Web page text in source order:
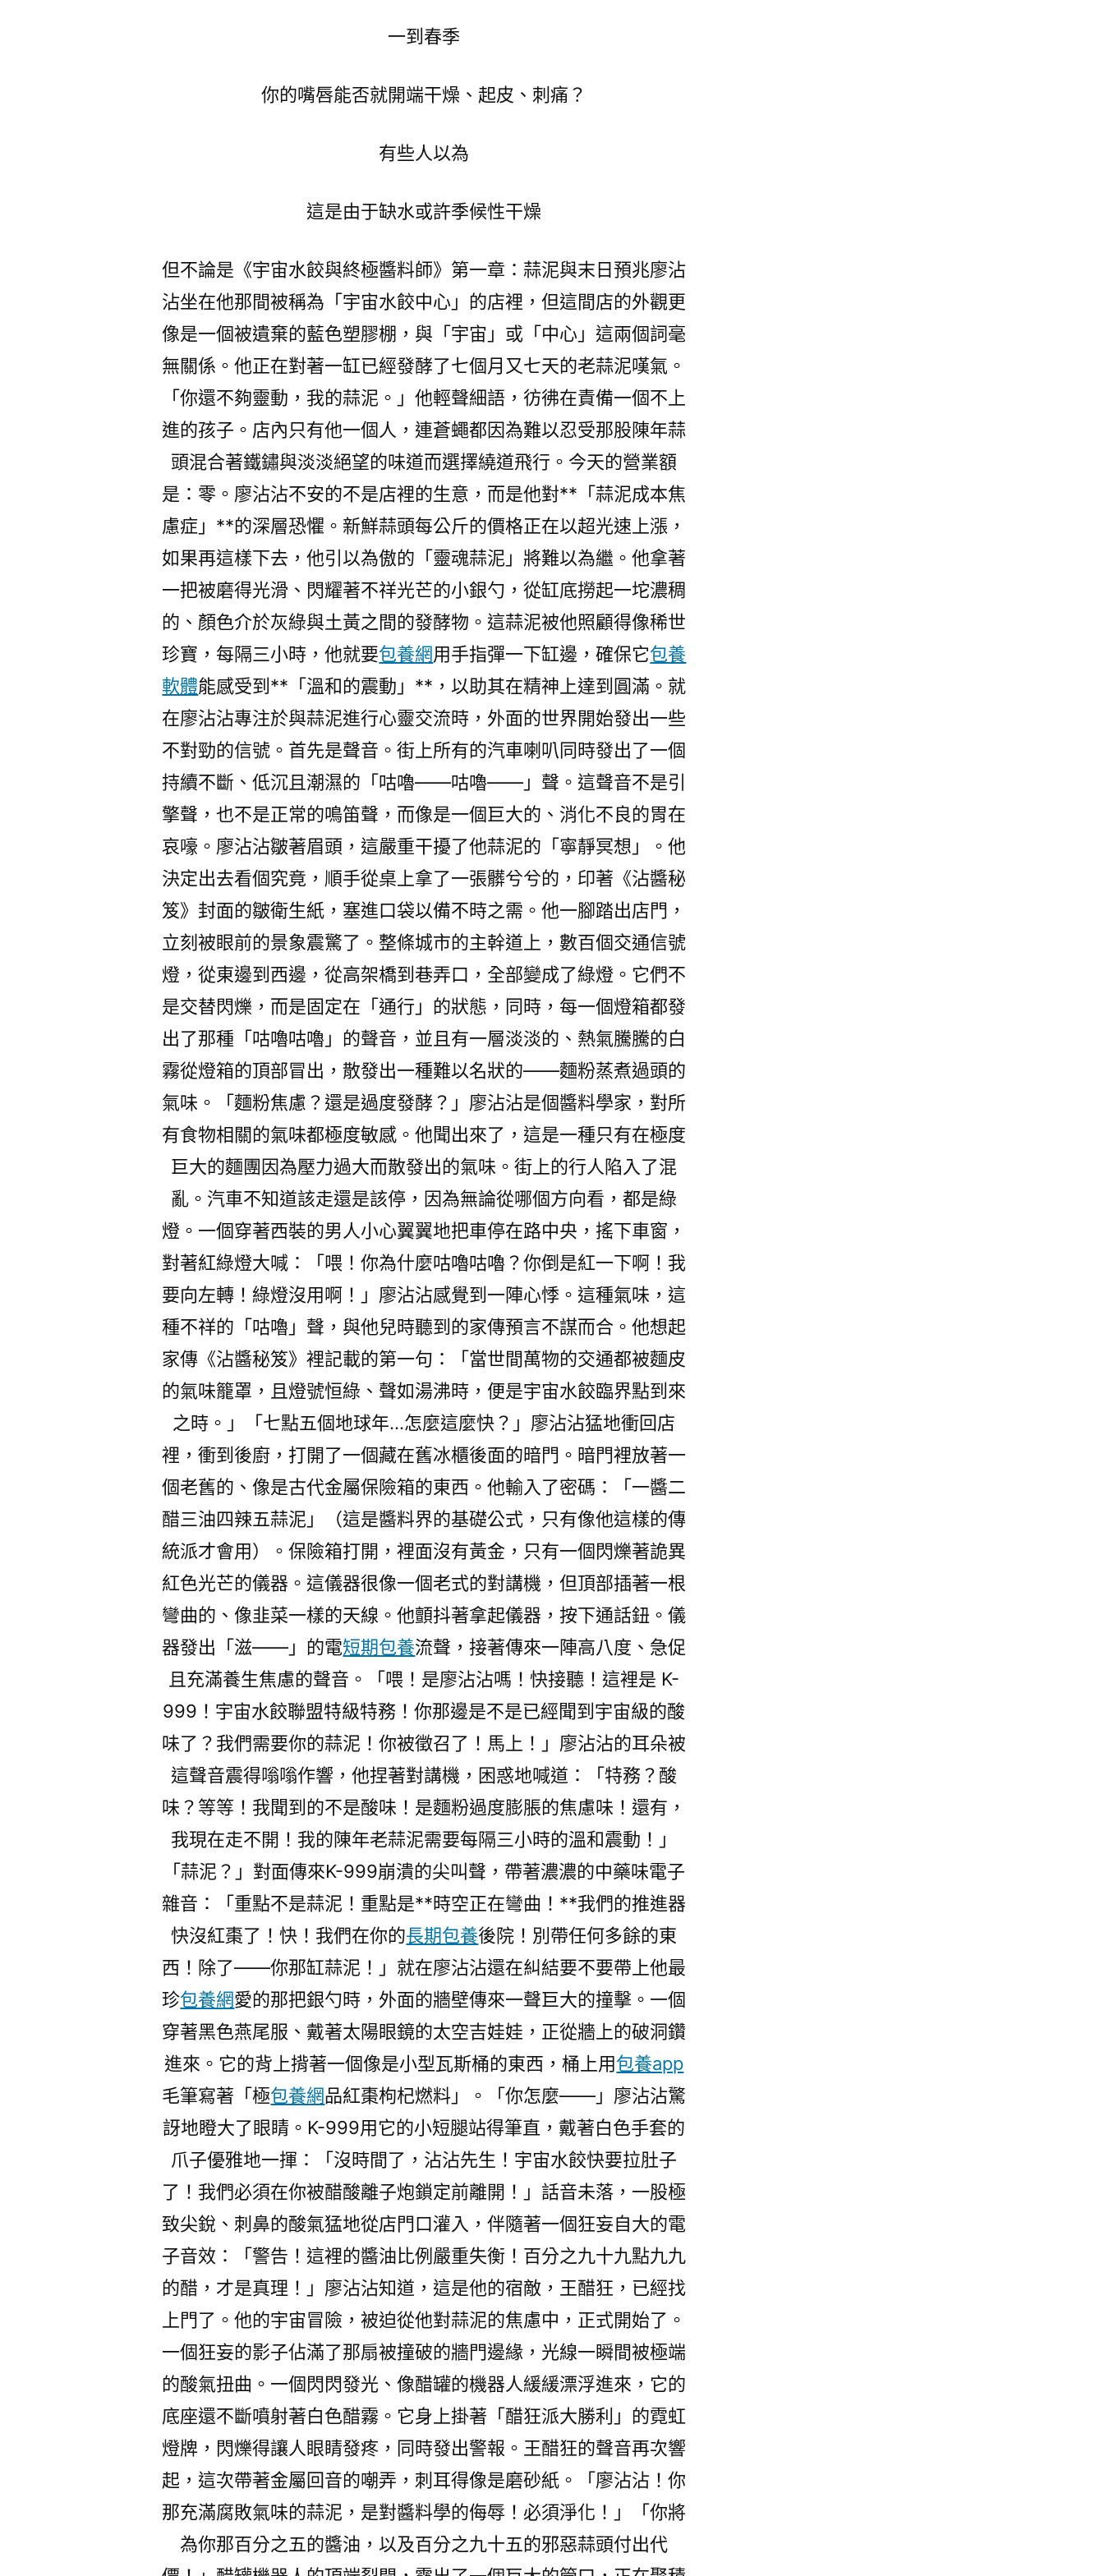
老
養
得
裂
皮，
光
補
水
了！
能
夠
身
材
這
里
出
了
目〉
一到春季
你的嘴唇能否就開端干燥、起皮、刺痛？
有些人以為
這是由于缺水或許季候性干燥
但不論是《宇宙水餃與終極醬料師》第一章：蒜泥與末日預兆廖沾
沾坐在他那間被稱為「宇宙水餃中心」的店裡，但這間店的外觀更
像是一個被遺棄的藍色塑膠棚，與「宇宙」或「中心」這兩個詞毫
無關係。他正在對著一缸已經發酵了七個月又七天的老蒜泥嘆氣。
「你還不夠靈動，我的蒜泥。」他輕聲細語，彷彿在責備一個不上
進的孩子。店內只有他一個人，連蒼蠅都因為難以忍受那股陳年蒜
頭混合著鐵鏽與淡淡絕望的味道而選擇繞道飛行。今天的營業額
是：零。廖沾沾不安的不是店裡的生意，而是他對**「蒜泥成本焦
慮症」**的深層恐懼。新鮮蒜頭每公斤的價格正在以超光速上漲，
如果再這樣下去，他引以為傲的「靈魂蒜泥」將難以為繼。他拿著
一把被磨得光滑、閃耀著不祥光芒的小銀勺，從缸底撈起一坨濃稠
的、顏色介於灰綠與土黃之間的發酵物。這蒜泥被他照顧得像稀世
珍寶，每隔三小時，他就要包養網用手指彈一下缸邊，確保它包養
軟體能感受到**「溫和的震動」**，以助其在精神上達到圓滿。就
在廖沾沾專注於與蒜泥進行心靈交流時，外面的世界開始發出一些
不對勁的信號。首先是聲音。街上所有的汽車喇叭同時發出了一個
持續不斷、低沉且潮濕的「咕嚕——咕嚕——」聲。這聲音不是引
擎聲，也不是正常的鳴笛聲，而像是一個巨大的、消化不良的胃在
哀嚎。廖沾沾皺著眉頭，這嚴重干擾了他蒜泥的「寧靜冥想」。他
決定出去看個究竟，順手從桌上拿了一張髒兮兮的，印著《沾醬秘
笈》封面的皺衛生紙，塞進口袋以備不時之需。他一腳踏出店門，
立刻被眼前的景象震驚了。整條城市的主幹道上，數百個交通信號
燈，從東邊到西邊，從高架橋到巷弄口，全部變成了綠燈。它們不
是交替閃爍，而是固定在「通行」的狀態，同時，每一個燈箱都發
出了那種「咕嚕咕嚕」的聲音，並且有一層淡淡的、熱氣騰騰的白
霧從燈箱的頂部冒出，散發出一種難以名狀的——麵粉蒸煮過頭的
氣味。「麵粉焦慮？還是過度發酵？」廖沾沾是個醬料學家，對所
有食物相關的氣味都極度敏感。他聞出來了，這是一種只有在極度
巨大的麵團因為壓力過大而散發出的氣味。街上的行人陷入了混
亂。汽車不知道該走還是該停，因為無論從哪個方向看，都是綠
燈。一個穿著西裝的男人小心翼翼地把車停在路中央，搖下車窗，
對著紅綠燈大喊：「喂！你為什麼咕嚕咕嚕？你倒是紅一下啊！我
要向左轉！綠燈沒用啊！」廖沾沾感覺到一陣心悸。這種氣味，這
種不祥的「咕嚕」聲，與他兒時聽到的家傳預言不謀而合。他想起
家傳《沾醬秘笈》裡記載的第一句：「當世間萬物的交通都被麵皮
的氣味籠罩，且燈號恒綠、聲如湯沸時，便是宇宙水餃臨界點到來
之時。」「七點五個地球年…怎麼這麼快？」廖沾沾猛地衝回店
裡，衝到後廚，打開了一個藏在舊冰櫃後面的暗門。暗門裡放著一
個老舊的、像是古代金屬保險箱的東西。他輸入了密碼：「一醬二
醋三油四辣五蒜泥」（這是醬料界的基礎公式，只有像他這樣的傳
統派才會用）。保險箱打開，裡面沒有黃金，只有一個閃爍著詭異
紅色光芒的儀器。這儀器很像一個老式的對講機，但頂部插著一根
彎曲的、像韭菜一樣的天線。他顫抖著拿起儀器，按下通話鈕。儀
器發出「滋——」的電短期包養流聲，接著傳來一陣高八度、急促
且充滿養生焦慮的聲音。「喂！是廖沾沾嗎！快接聽！這裡是 K-
999！宇宙水餃聯盟特級特務！你那邊是不是已經聞到宇宙級的酸
味了？我們需要你的蒜泥！你被徵召了！馬上！」廖沾沾的耳朵被
這聲音震得嗡嗡作響，他捏著對講機，困惑地喊道：「特務？酸
味？等等！我聞到的不是酸味！是麵粉過度膨脹的焦慮味！還有，
我現在走不開！我的陳年老蒜泥需要每隔三小時的溫和震動！」
「蒜泥？」對面傳來K-999崩潰的尖叫聲，帶著濃濃的中藥味電子
雜音：「重點不是蒜泥！重點是**時空正在彎曲！**我們的推進器
快沒紅棗了！快！我們在你的長期包養後院！別帶任何多餘的東
西！除了——你那缸蒜泥！」就在廖沾沾還在糾結要不要帶上他最
珍包養網愛的那把銀勺時，外面的牆壁傳來一聲巨大的撞擊。一個
穿著黑色燕尾服、戴著太陽眼鏡的太空吉娃娃，正從牆上的破洞鑽
進來。它的背上揹著一個像是小型瓦斯桶的東西，桶上用包養app
毛筆寫著「極包養網品紅棗枸杞燃料」。「你怎麼——」廖沾沾驚
訝地瞪大了眼睛。K-999用它的小短腿站得筆直，戴著白色手套的
爪子優雅地一揮：「沒時間了，沾沾先生！宇宙水餃快要拉肚子
了！我們必須在你被醋酸離子炮鎖定前離開！」話音未落，一股極
致尖銳、刺鼻的酸氣猛地從店門口灌入，伴隨著一個狂妄自大的電
子音效：「警告！這裡的醬油比例嚴重失衡！百分之九十九點九九
的醋，才是真理！」廖沾沾知道，這是他的宿敵，王醋狂，已經找
上門了。他的宇宙冒險，被迫從他對蒜泥的焦慮中，正式開始了。
一個狂妄的影子佔滿了那扇被撞破的牆門邊緣，光線一瞬間被極端
的酸氣扭曲。一個閃閃發光、像醋罐的機器人緩緩漂浮進來，它的
底座還不斷噴射著白色醋霧。它身上掛著「醋狂派大勝利」的霓虹
燈牌，閃爍得讓人眼睛發疼，同時發出警報。王醋狂的聲音再次響
起，這次帶著金屬回音的嘲弄，刺耳得像是磨砂紙。「廖沾沾！你
那充滿腐敗氣味的蒜泥，是對醬料學的侮辱！必須淨化！」「你將
為你那百分之五的醬油，以及百分之九十五的邪惡蒜頭付出代